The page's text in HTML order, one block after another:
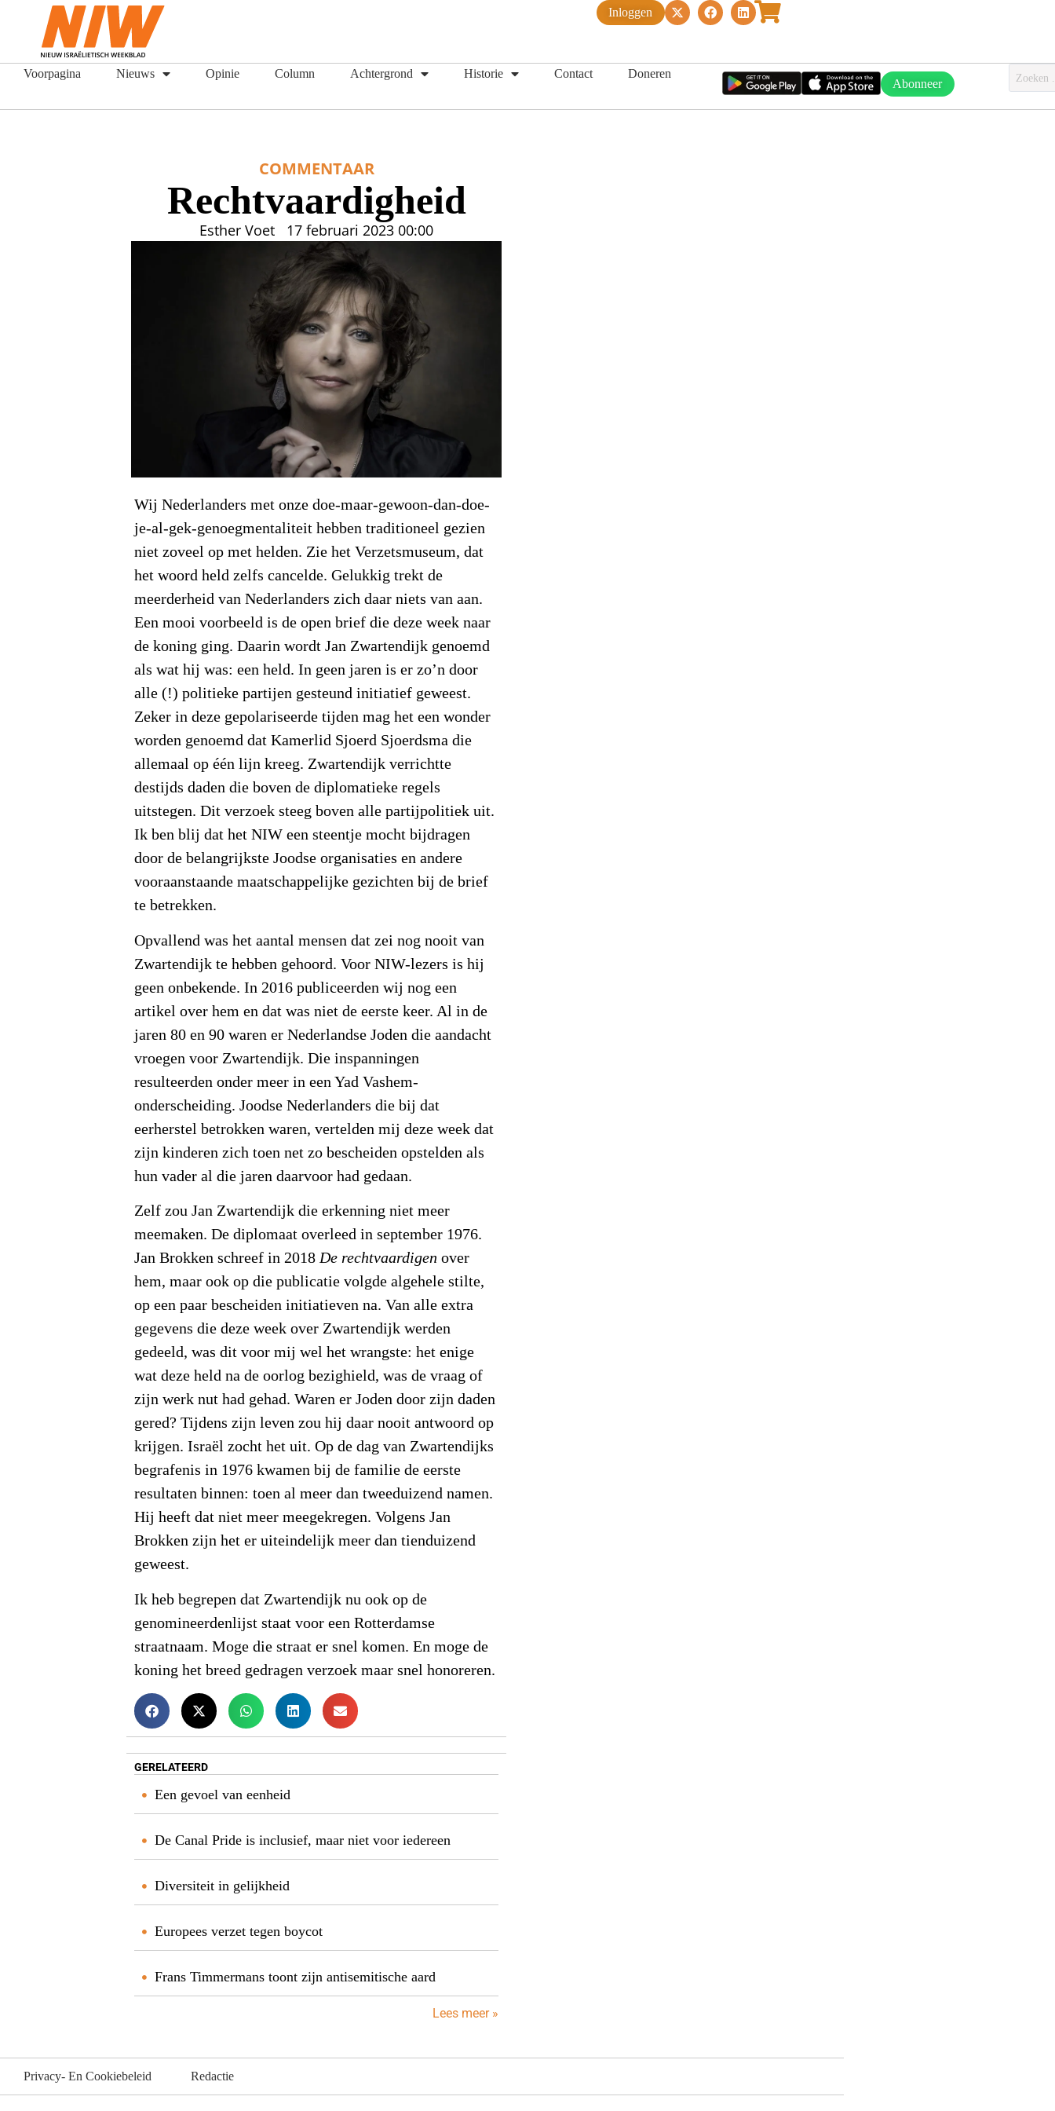
Inloggen
Voorpagina Nieuws Opinie Column Achtergrond Historie Contact Doneren
Abonneer
COMMENTAAR
Rechtvaardigheid
Esther Voet 17 februari 2023 00:00
Wij Nederlanders met onze doe-maar-gewoon-dan-doe-
je-al-gek-genoegmentaliteit hebben traditioneel gezien
niet zoveel op met helden. Zie het Verzetsmuseum, dat
het woord held zelfs cancelde. Gelukkig trekt de
meerderheid van Nederlanders zich daar niets van aan.
Een mooi voorbeeld is de open brief die deze week naar
de koning ging. Daarin wordt Jan Zwartendijk genoemd
als wat hij was: een held. In geen jaren is er zo’n door
alle (!) politieke partijen gesteund initiatief geweest.
Zeker in deze gepolariseerde tijden mag het een wonder
worden genoemd dat Kamerlid Sjoerd Sjoerdsma die
allemaal op één lijn kreeg. Zwartendijk verrichtte
destijds daden die boven de diplomatieke regels
uitstegen. Dit verzoek steeg boven alle partijpolitiek uit.
Ik ben blij dat het NIW een steentje mocht bijdragen
door de belangrijkste Joodse organisaties en andere
vooraanstaande maatschappelijke gezichten bij de brief
te betrekken.
Opvallend was het aantal mensen dat zei nog nooit van
Zwartendijk te hebben gehoord. Voor NIW-lezers is hij
geen onbekende. In 2016 publiceerden wij nog een
artikel over hem en dat was niet de eerste keer. Al in de
jaren 80 en 90 waren er Nederlandse Joden die aandacht
vroegen voor Zwartendijk. Die inspanningen
resulteerden onder meer in een Yad Vashem-
onderscheiding. Joodse Nederlanders die bij dat
eerherstel betrokken waren, vertelden mij deze week dat
zijn kinderen zich toen net zo bescheiden opstelden als
hun vader al die jaren daarvoor had gedaan.
Zelf zou Jan Zwartendijk die erkenning niet meer
meemaken. De diplomaat overleed in september 1976.
Jan Brokken schreef in 2018De rechtvaardigenover
hem, maar ook op die publicatie volgde algehele stilte,
op een paar bescheiden initiatieven na. Van alle extra
gegevens die deze week over Zwartendijk werden
gedeeld, was dit voor mij wel het wrangste: het enige
wat deze held na de oorlog bezighield, was de vraag of
zijn werk nut had gehad. Waren er Joden door zijn daden
gered? Tijdens zijn leven zou hij daar nooit antwoord op
krijgen. Israël zocht het uit. Op de dag van Zwartendijks
begrafenis in 1976 kwamen bij de familie de eerste
resultaten binnen: toen al meer dan tweeduizend namen.
Hij heeft dat niet meer meegekregen. Volgens Jan
Brokken zijn het er uiteindelijk meer dan tienduizend
geweest.
Ik heb begrepen dat Zwartendijk nu ook op de
genomineerdenlijst staat voor een Rotterdamse
straatnaam. Moge die straat er snel komen. En moge de
koning het breed gedragen verzoek maar snel honoreren.
GERELATEERD
Een gevoel van eenheid
De Canal Pride is inclusief, maar niet voor iedereen
Diversiteit in gelijkheid
Europees verzet tegen boycot
Frans Timmermans toont zijn antisemitische aard
Lees meer »
Privacy- En Cookiebeleid Redactie